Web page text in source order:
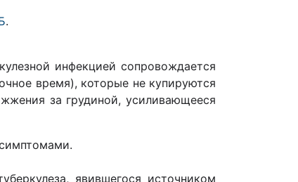
.
инфекцией сопровождается
время), которые не купируются
за грудиной, усиливающееся
явившегося источником